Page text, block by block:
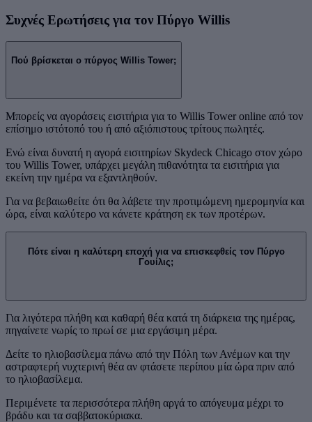
Συχνές Ερωτήσεις για τον Πύργο Willis
Πού βρίσκεται ο πύργος Willis Tower;
Μπορείς να αγοράσεις εισιτήρια για το Willis Tower online από τον
επίσημο ιστότοπό του ή από αξιόπιστους τρίτους πωλητές.
Ενώ είναι δυνατή η αγορά εισιτηρίων Skydeck Chicago στον χώρο
του Willis Tower, υπάρχει μεγάλη πιθανότητα τα εισιτήρια για
εκείνη την ημέρα να εξαντληθούν.
Για να βεβαιωθείτε ότι θα λάβετε την προτιμώμενη ημερομηνία και
ώρα, είναι καλύτερο να κάνετε κράτηση εκ των προτέρων.
Πότε είναι η καλύτερη εποχή για να επισκεφθείς τον Πύργο
Γουίλις;
Για λιγότερα πλήθη και καθαρή θέα κατά τη διάρκεια της ημέρας,
πηγαίνετε νωρίς το πρωί σε μια εργάσιμη μέρα.
Δείτε το ηλιοβασίλεμα πάνω από την Πόλη των Ανέμων και την
αστραφτερή νυχτερινή θέα αν φτάσετε περίπου μία ώρα πριν από
το ηλιοβασίλεμα.
Περιμένετε τα περισσότερα πλήθη αργά το απόγευμα μέχρι το
βράδυ και τα σαββατοκύριακα.